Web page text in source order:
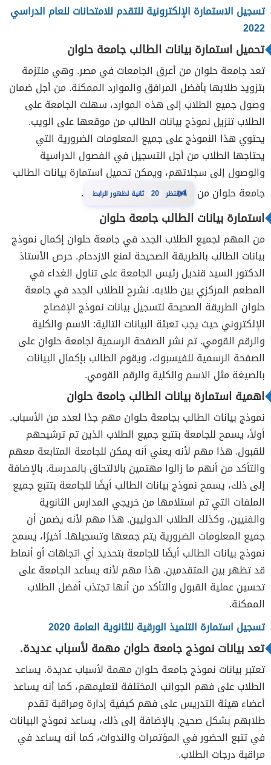
تسجيل الاستمارة الإلكترونية للتقدم للامتحانات للعام الدراسي
2022
تحميل استمارة بيانات الطالب جامعة حلوان
تعد جامعة حلوان من أعرق الجامعات في مصر. وهي ملتزمة
بتزويد طلابها بأفضل المرافق والموارد الممكنة. من أجل ضمان
وصول جميع الطلاب إلى هذه الموارد، سهلت الجامعة على
الطلاب تنزيل نموذج بيانات الطالب من موقعها على الويب.
يحتوي هذا النموذج على جميع المعلومات الضرورية التي
يحتاجها الطلاب من أجل التسجيل في الفصول الدراسية
والوصول إلى سجلاتهم، ويمكن تحميل استمارة بيانات الطالب
جامعة حلوان من ⏳انتظر 20 ثانية لظهور الرابط .
استمارة بيانات الطالب جامعة حلوان
من المهم لجميع الطلاب الجدد في جامعة حلوان إكمال نموذج
بيانات الطالب بالطريقة الصحيحة لمنع الازدحام. حرص الأستاذ
الدكتور السيد قنديل رئيس الجامعة على تناول الغداء في
المطعم المركزي بين طلابه. نشرح للطلاب الجدد في جامعة
حلوان الطريقة الصحيحة لتسجيل بيانات نموذج الإفصاح
الإلكتروني حيث يجب تعبئة البيانات التالية: الاسم والكلية
والرقم القومي. تم نشر الصفحة الرسمية لجامعة حلوان على
الصفحة الرسمية للفيسبوك، ويقوم الطالب بإكمال البيانات
بالصيغة مثل الاسم والكلية والرقم القومي.
اهمية استمارة بيانات الطالب جامعة حلوان
نموذج بيانات الطالب بجامعة حلوان مهم جدًا لعدد من الأسباب.
أولاً، يسمح للجامعة بتتبع جميع الطلاب الذين تم ترشيحهم
للقبول. هذا مهم لأنه يعني أنه يمكن للجامعة المتابعة معهم
والتأكد من أنهم ما زالوا مهتمين بالالتحاق بالمدرسة. بالإضافة
إلى ذلك، يسمح نموذج بيانات الطالب أيضًا للجامعة بتتبع جميع
الملفات التي تم استلامها من خريجي المدارس الثانوية
والفنيين، وكذلك الطلاب الدوليين. هذا مهم لأنه يضمن أن
جميع المعلومات الضرورية يتم جمعها وتسجيلها. أخيرًا، يسمح
نموذج بيانات الطالب أيضًا للجامعة بتحديد أي اتجاهات أو أنماط
قد تظهر بين المتقدمين. هذا مهم لأنه يساعد الجامعة على
تحسين عملية القبول والتأكد من أنها تجتذب أفضل الطلاب
الممكنة.
تسجيل استمارة التلميذ الورقية للثانوية العامة 2020
تعد بيانات نموذج جامعة حلوان مهمة لأسباب عديدة.
تعتبر بيانات نموذج جامعة حلوان مهمة لأسباب عديدة. يساعد
الطلاب على فهم الجوانب المختلفة لتعليمهم، كما أنه يساعد
أعضاء هيئة التدريس على فهم كيفية إدارة ومراقبة تقدم
طلابهم بشكل صحيح. بالإضافة إلى ذلك، يساعد نموذج البيانات
في تتبع الحضور في المؤتمرات والندوات، كما أنه يساعد في
مراقبة درجات الطلاب.